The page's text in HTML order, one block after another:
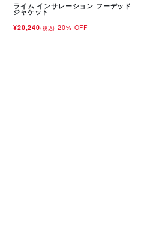
ライム インサレーション フーデッド
ジャケット
¥20,240(税込) 20% OFF